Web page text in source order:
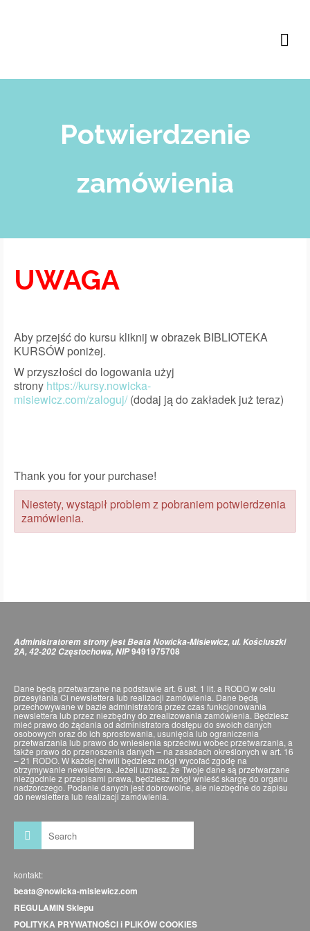
Potwierdzenie
zamówienia
UWAGA
Aby przejść do kursu kliknij w obrazek BIBLIOTEKA
KURSÓW poniżej.
W przyszłości do logowania użyj
strony https://kursy.nowicka-
misiewicz.com/zaloguj/(dodaj ją do zakładek już teraz)
Thank you for your purchase!
Niestety, wystąpił problem z pobraniem potwierdzenia
zamówienia.
Administratorem strony jest Beata Nowicka-Misiewicz, ul. Kościuszki
2A, 42-202 Częstochowa, NIP9491975708
Dane będą przetwarzane na podstawie art. 6 ust. 1 lit. a RODO w celu
przesyłania Ci newslettera lub realizacji zamówienia. Dane będą
przechowywane w bazie administratora przez czas funkcjonowania
newslettera lub przez niezbędny do zrealizowania zamówienia. Będziesz
mieć prawo do żądania od administratora dostępu do swoich danych
osobowych oraz do ich sprostowania, usunięcia lub ograniczenia
przetwarzania lub prawo do wniesienia sprzeciwu wobec przetwarzania, a
także prawo do przenoszenia danych – na zasadach określonych w art. 16
– 21 RODO. W każdej chwili będziesz mógł wycofać zgodę na
otrzymywanie newslettera. Jeżeli uznasz, że Twoje dane są przetwarzane
niezgodnie z przepisami prawa, będziesz mógł wnieść skargę do organu
nadzorczego. Podanie danych jest dobrowolne, ale niezbędne do zapisu
do newslettera lub realizacji zamówienia.
kontakt:
beata@nowicka-misiewicz.com
REGULAMIN Sklepu
POLITYKA PRYWATNOŚCI i PLIKÓW COOKIES